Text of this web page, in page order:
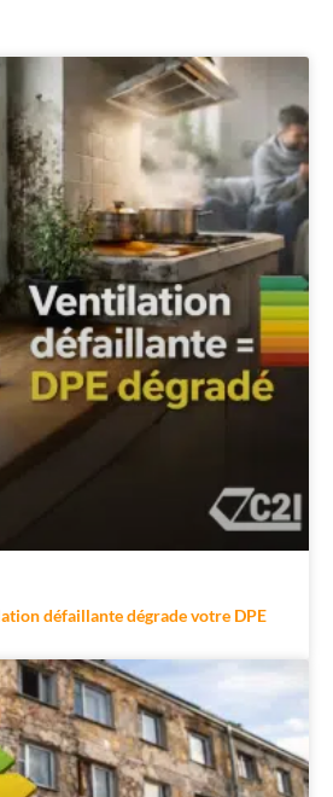
défaillante dégrade votre DPE